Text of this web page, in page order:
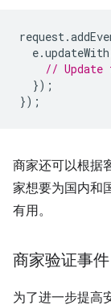
request.
e.updateWith
// Update
});
});
商家还可以根据
家想要为国内和
有用。
商家验证事件
为了进一步提高